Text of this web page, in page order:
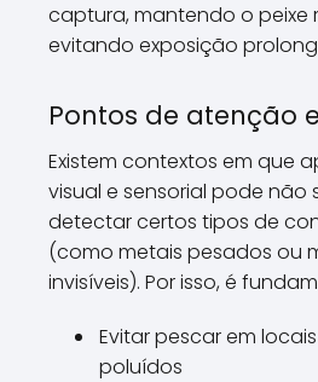
captura, mantendo o peixe
evitando exposição
Pontos de atenção
Existem contextos em que
visual e sensorial pode não
detectar certos tipos de
(como metais pesados ou
invisíveis). Por isso, é
Evitar pescar em
poluídos